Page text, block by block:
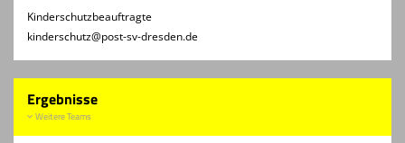
Kinderschutzbeauftragte
kinderschutz@post-sv-dresden.de
Ergebnisse
Weitere Teams